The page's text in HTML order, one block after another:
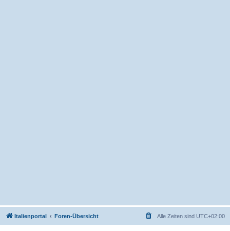
Italienportal Foren-Übersicht Alle Zeiten sind UTC+02:00